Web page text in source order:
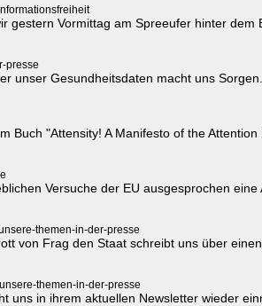
Vormittag am Spreeufer hinter
presse
unser Gesundheitsdaten macht uns
Buch "Attensity! A Manifesto of the
Versuche der EU ausgesprochen
themen-in-der-presse
von Frag den Staat schreibt uns über
themen-in-der-presse
uns in ihrem aktuellen Newsletter wieder